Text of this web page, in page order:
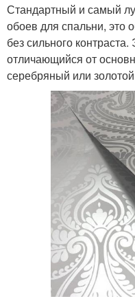
Стандартный и самый
обоев для спальни, это
без сильного
отличающийся от
серебряный или